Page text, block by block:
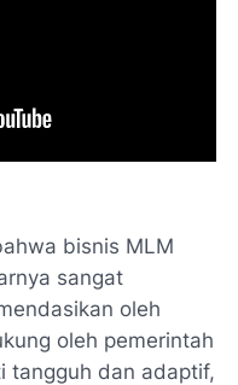
bisnis MLM
sangat
oleh
oleh pemerintah
tangguh dan adaptif,